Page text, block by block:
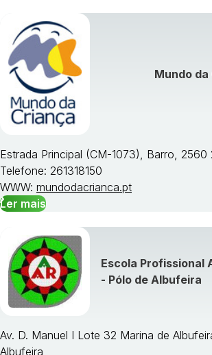
Visualizar todos os cursos »
Mundo
Estrada Principal (CM-1073), Barro, 2560
Telefone: 261318150
WWW: mundodacrianca.pt
Ler mais
Escola Profissional
- Pólo de Albufeira
Av. D. Manuel I Lote 32 Marina de
Albufeira